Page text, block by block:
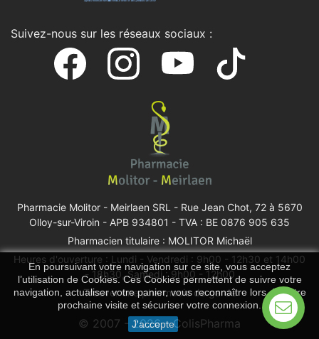
En poursuivant votre navigation sur ce site, vous acceptez
l’utilisation de Cookies. Ces Cookies permettent de suivre votre
navigation, actualiser votre panier, vous reconnaître lors de votre
prochaine visite et sécuriser votre connexion.
J'accepte
Suivez-nous sur les réseaux sociaux :
Pharmacie Molitor - Meirlaen SRL - Rue Jean Chot, 72 à 5670
Olloy-sur-Viroin - APB 934801 - TVA : BE 0876 905 635
Pharmacien titulaire : MOLITOR Michaël
Heures d'ouverture : Lundi - Vendredi : 9h00 - 12h30 et 14h00
- 18h30, Samedi : 9h00 - 12h00
Trouver une pharmacie de garde
© 2007 - 2026 - ColisPharma